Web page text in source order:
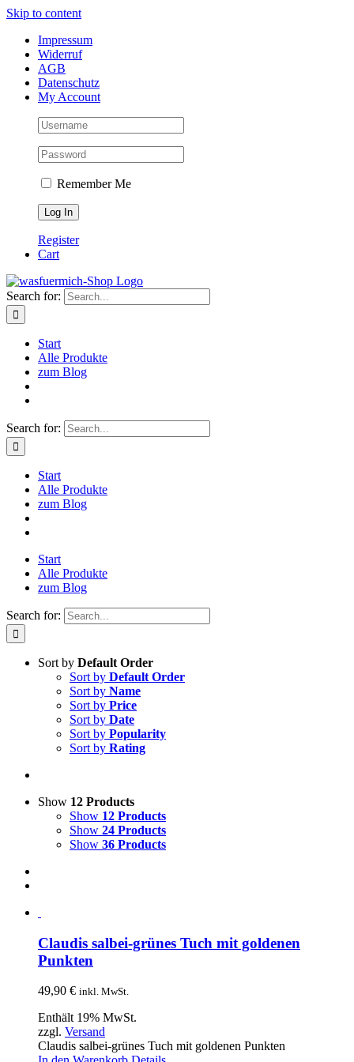
Skip to content
Impressum
Widerruf
AGB
Datenschutz
My Account
Remember Me
Register
Cart
Search for:
Start
Alle Produkte
zum Blog
Search for:
Start
Alle Produkte
zum Blog
Start
Alle Produkte
zum Blog
Search for:
Sort by Default Order
Sort by Default Order
Sort by Name
Sort by Price
Sort by Date
Sort by Popularity
Sort by Rating
Show 12 Products
Show 12 Products
Show 24 Products
Show 36 Products
Claudis salbei-grünes Tuch mit goldenen
Punkten
49,90 € inkl. MwSt.
Enthält 19% MwSt.
zzgl. Versand
Claudis salbei-grünes Tuch mit goldenen Punkten